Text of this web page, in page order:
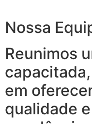
Nossa
Reunimos
em
qualidade